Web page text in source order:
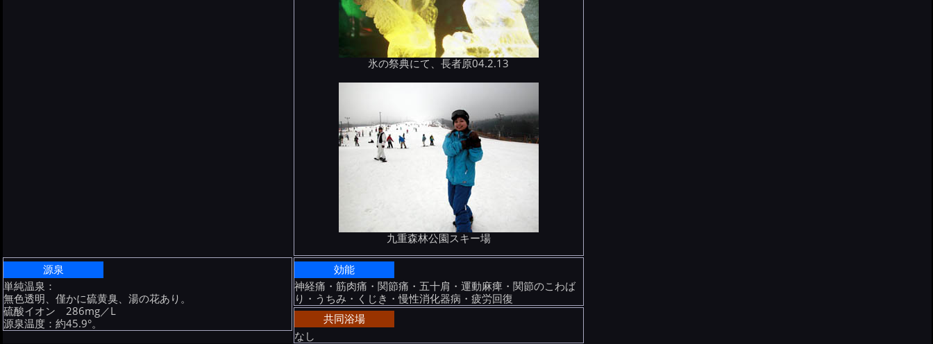
氷の祭典にて、長者原04.2.13
九重森林公園スキー場
源泉
単純温泉：
無色透明、僅かに硫黄臭、湯の花あり。
硫酸イオン 286mg／L
源泉温度：約45.9°。
効能
神経痛・筋肉痛・関節痛・五十肩・運動麻痺・関節のこわば
り・うちみ・くじき・慢性消化器病・疲労回復
共同浴場
なし